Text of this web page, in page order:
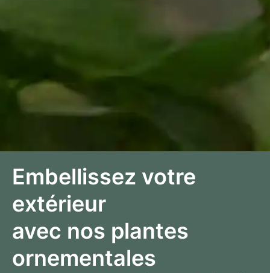
Embellissez votre
extérieur
avec nos plantes
ornementales